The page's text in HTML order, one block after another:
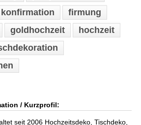
konfirmation
firmung
goldhochzeit
hochzeit
/ Kurzprofil:
seit 2006 Hochzeitsdeko, Tischdeko,